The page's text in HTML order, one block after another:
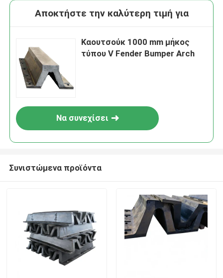
Αποκτήστε την καλύτερη τιμή για
Καουτσούκ 1000 mm μήκος
τύπου V Fender Bumper Arch
Να συνεχίσει
Συνιστώμενα προϊόντα